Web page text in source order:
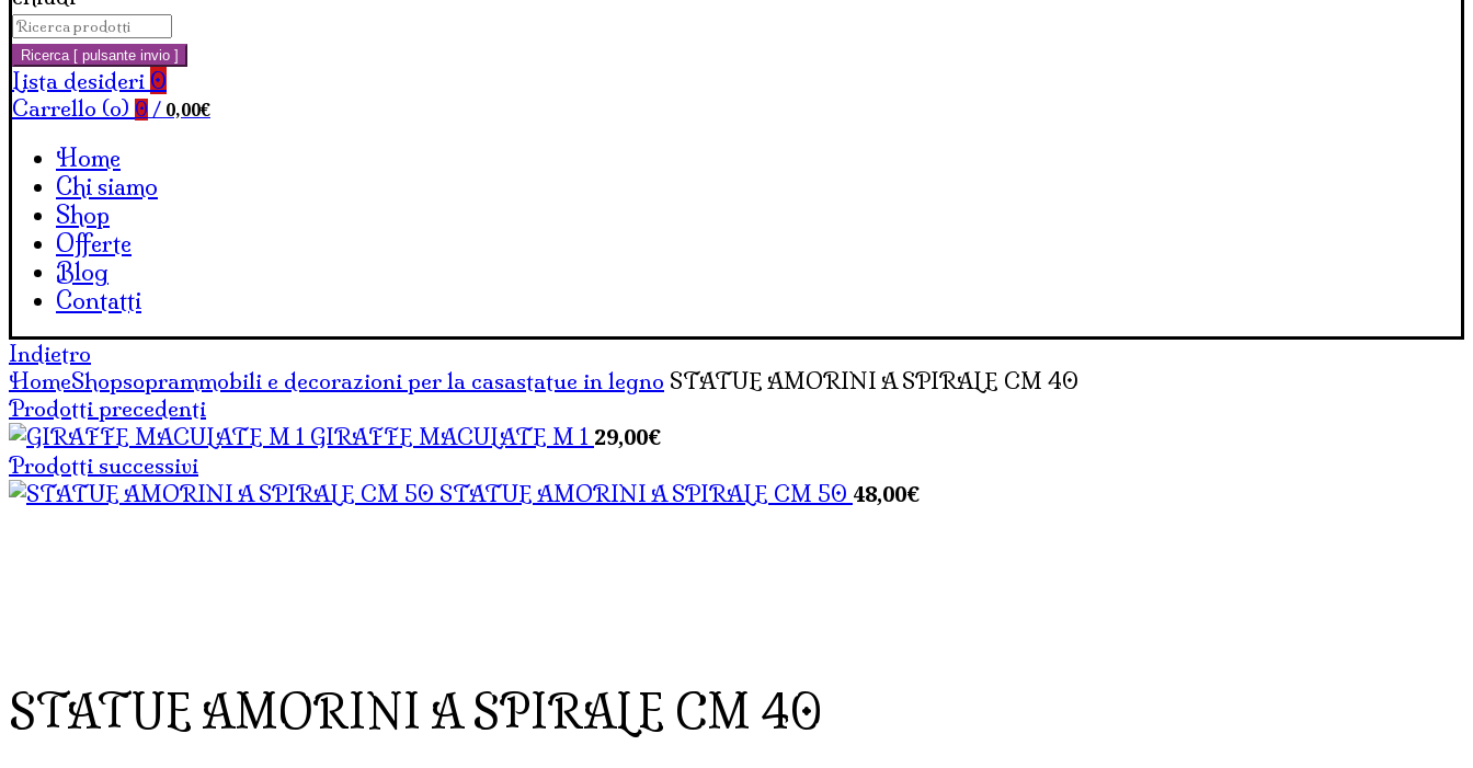
Carrello
Cerca:
Ricerca [ pulsante invio ]
Lista desideri 0
Carrello (o) 0 / 0,00€
Home
Chi siamo
Shop
Offerte
Blog
Contatti
Indietro
HomeShopsoprammobili e decorazioni per la casastatue in legno STATUE AMORINI A SPIRALE CM 40
Prodotti precedenti
GIRAFFE MACULATE M 1 29,00€
Prodotti successivi
STATUE AMORINI A SPIRALE CM 50 48,00€
STATUE AMORINI A SPIRALE CM 40